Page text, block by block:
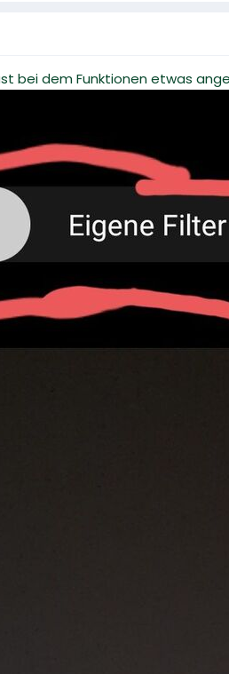
bei dem Funktionen etwas